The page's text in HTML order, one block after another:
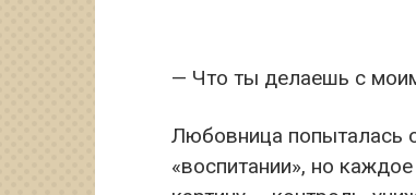
— Что ты делаешь с
Любовница попыталась
«воспитании», но